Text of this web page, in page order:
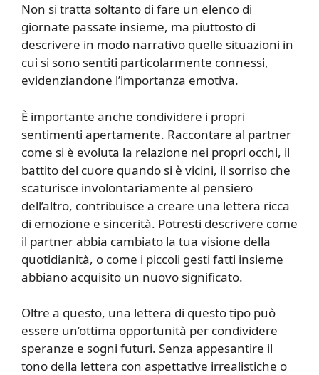
Non si tratta soltanto di fare un elenco di
giornate passate insieme, ma piuttosto di
descrivere in modo narrativo quelle situazioni in
cui si sono sentiti particolarmente connessi,
evidenziandone l’importanza emotiva.
È importante anche condividere i propri
sentimenti apertamente. Raccontare al partner
come si è evoluta la relazione nei propri occhi, il
battito del cuore quando si è vicini, il sorriso che
scaturisce involontariamente al pensiero
dell’altro, contribuisce a creare una lettera ricca
di emozione e sincerità. Potresti descrivere come
il partner abbia cambiato la tua visione della
quotidianità, o come i piccoli gesti fatti insieme
abbiano acquisito un nuovo significato.
Oltre a questo, una lettera di questo tipo può
essere un’ottima opportunità per condividere
speranze e sogni futuri. Senza appesantire il
tono della lettera con aspettative irrealistiche o